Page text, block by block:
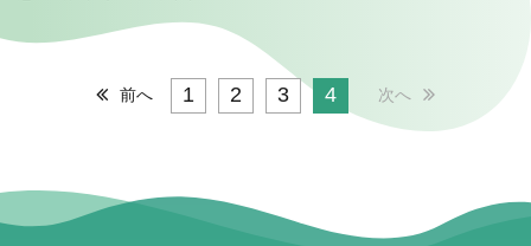
HIMAWARIで作りましょう＾＾
前へ 1 2 3 4 次へ